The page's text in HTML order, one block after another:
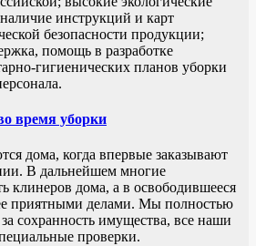
инструкций и карт
безопасности продукции;
помощь в разработке
гигиенических планов уборки
время уборки
дома, когда впервые заказывают
В дальнейшем многие
клинеров дома, а в освободившееся
приятными делами. Мы полностью
сохранность имущества, все наши
проверки.